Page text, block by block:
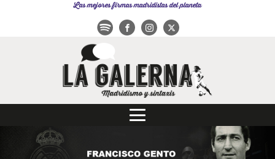
Las mejores firmas madridistas del planeta